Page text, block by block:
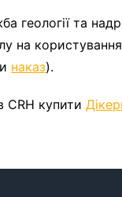
геології та
на
наказ).
CRH купити